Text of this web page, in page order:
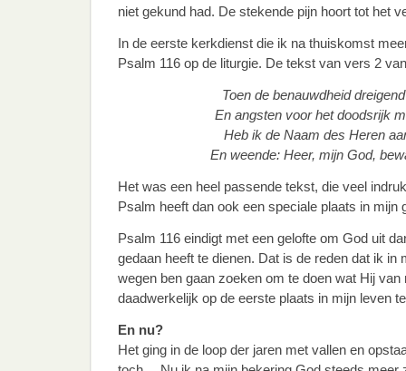
niet gekund had. De stekende pijn hoort tot het
In de eerste kerkdienst die ik na thuiskomst
Psalm 116 op de liturgie. De tekst van vers 2
Toen de benauwdheid
En angsten voor het doodsrijk
Heb ik de Naam des Heren
En weende: Heer, mijn God,
Het was een heel passende tekst, die veel
Psalm heeft dan ook een speciale plaats in mijn
Psalm 116 eindigt met een gelofte om God uit
gedaan heeft te dienen. Dat is de reden dat ik in
wegen ben gaan zoeken om te doen wat Hij
daadwerkelijk op de eerste plaats in mijn leven
En nu?
Het ging in de loop der jaren met vallen en